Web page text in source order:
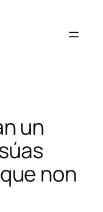
un
non